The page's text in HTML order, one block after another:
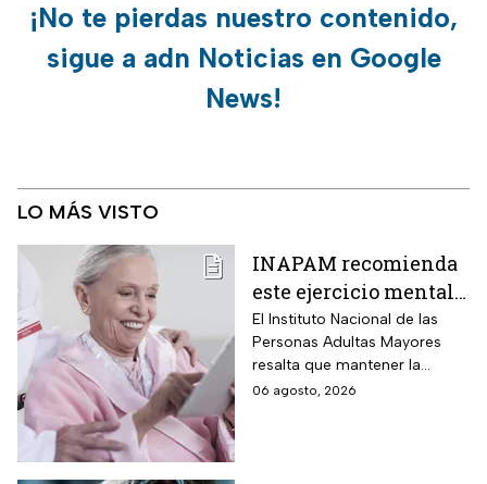
¡No te pierdas nuestro contenido,
sigue a adn Noticias en Google
News!
LO MÁS VISTO
INAPAM recomienda
este ejercicio mental
para adultos mayores
5 veces a la semana
durante 3 meses para
mejorar la atención
El Instituto Nacional de las
Personas Adultas Mayores
resalta que mantener la
disciplina es la clave para
06 agosto, 2026